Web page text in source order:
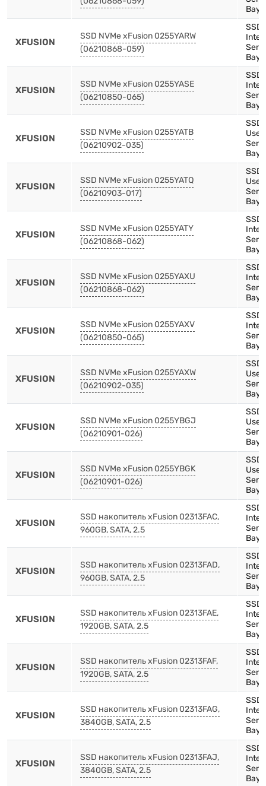
Bay)
XFUSION
SSD NVMe xFusion 0255YARW
(06210868-059)
Bay)
XFUSION
SSD NVMe xFusion 0255YASE
(06210850-065)
Bay)
XFUSION
SSD NVMe xFusion 0255YATB
(06210902-035)
Bay)
XFUSION
SSD NVMe xFusion 0255YATQ
(06210903-017)
Bay)
XFUSION
SSD NVMe xFusion 0255YATY
(06210868-062)
Bay)
XFUSION
SSD NVMe xFusion 0255YAXU
(06210868-062)
Bay)
XFUSION
SSD NVMe xFusion 0255YAXV
(06210850-065)
Bay)
XFUSION
SSD NVMe xFusion 0255YAXW
(06210902-035)
Bay)
XFUSION
SSD NVMe xFusion 0255YBGJ
(06210901-026)
Bay)
XFUSION
SSD NVMe xFusion 0255YBGK
(06210901-026)
Bay)
XFUSION
SSD накопитель xFusion 02313FAC,
960GB, SATA, 2.5
Bay)
XFUSION
SSD накопитель xFusion 02313FAD,
960GB, SATA, 2.5
Bay)
XFUSION
SSD накопитель xFusion 02313FAE,
1920GB, SATA, 2.5
Bay)
XFUSION
SSD накопитель xFusion 02313FAF,
1920GB, SATA, 2.5
Bay)
XFUSION
SSD накопитель xFusion 02313FAG,
3840GB, SATA, 2.5
Bay)
XFUSION
SSD накопитель xFusion 02313FAJ,
3840GB, SATA, 2.5
Bay)